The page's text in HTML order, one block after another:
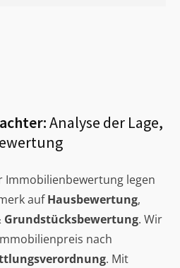
Analyse der Lage,
Immobilienbewertung legen
aufHausbewertung,
Grundstücksbewertung. Wir
nach
. Mit